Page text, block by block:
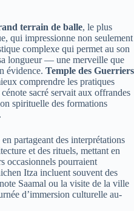
terrain de balle, le plus
qui impressionne non seulement
complexe qui permet au son
longueur — une merveille que
évidence. Temple des Guerriers
comprendre les pratiques
sacré servait aux offrandes
spirituelle des formations
partageant des interprétations
et des rituels, mettant en
occasionnels pourraient
Itza incluent souvent des
Saamal ou la visite de la ville
d’immersion culturelle au-